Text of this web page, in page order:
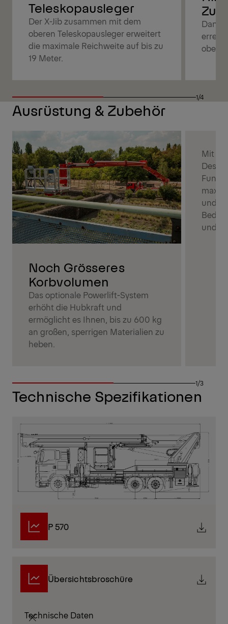
Teleskopausleger
Der X-Jib zusammen mit dem
oberen Teleskopausleger erweitert
die maximale Reichweite auf bis zu
19 Meter.
Dank
1/4
Ausrüstung & Zubehör
Noch Grösseres
Korbvolumen
Das optionale Powerlift-System
erhöht die Hubkraft und
ermöglicht es Ihnen, bis zu 600 kg
an großen, sperrigen Materialien zu
heben.
Mit
und
und
1/3
Technische Spezifikationen
P 570
Übersichtsbroschüre
Technische Daten